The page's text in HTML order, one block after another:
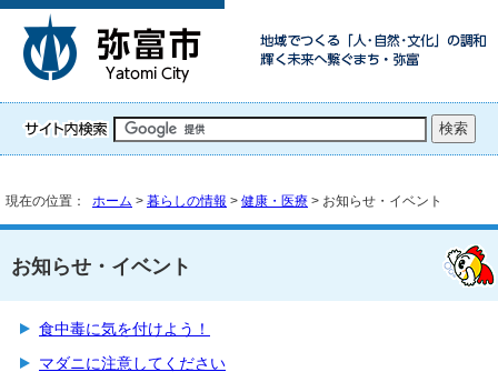
現在の位置： ホーム > 暮らしの情報 > 健康・医療 > お知らせ・イベント
お知らせ・イベント
食中毒に気を付けよう！
マダニに注意してください